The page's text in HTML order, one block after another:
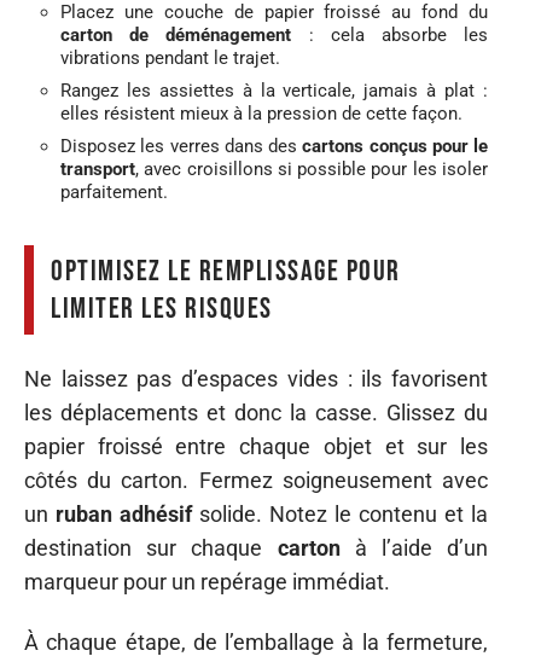
Placez une couche de papier froissé au fond du
carton de déménagement : cela absorbe les
vibrations pendant le trajet.
Rangez les assiettes à la verticale, jamais à plat :
elles résistent mieux à la pression de cette façon.
Disposez les verres dans descartons conçus pour le
transport, avec croisillons si possible pour les isoler
parfaitement.
Optimisez le remplissage pour
limiter les risques
Ne laissez pas d’espaces vides : ils favorisent
les déplacements et donc la casse. Glissez du
papier froissé entre chaque objet et sur les
côtés du carton. Fermez soigneusement avec
un ruban adhésifsolide. Notez le contenu et la
destination sur chaque cartonà l’aide d’un
marqueur pour un repérage immédiat.
À chaque étape, de l’emballage à la fermeture,